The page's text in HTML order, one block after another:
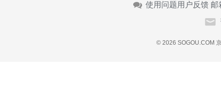
使用问题用户反馈 邮
© 2026 SOGOU.COM